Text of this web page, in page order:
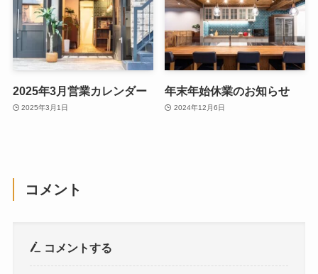
2025年3月営業カレンダー
2025年3月1日
年末年始休業のお知らせ
2024年12月6日
コメント
コメントする